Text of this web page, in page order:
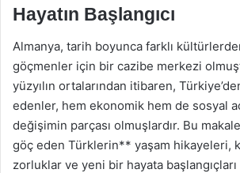
Hayatın Başlangıcı
Almanya, tarih boyunca farklı
göçmenler için bir cazibe merkezi
yüzyılın ortalarından itibaren,
edenler, hem ekonomik hem de sosyal
değişimin parçası olmuşlardır. Bu
göç eden Türklerin** yaşam hikayeleri,
zorluklar ve yeni bir hayata başlangıçları